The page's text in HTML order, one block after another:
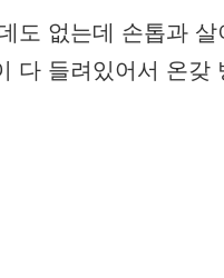
도 없는데 손톱과
다 들려있어서 온갖